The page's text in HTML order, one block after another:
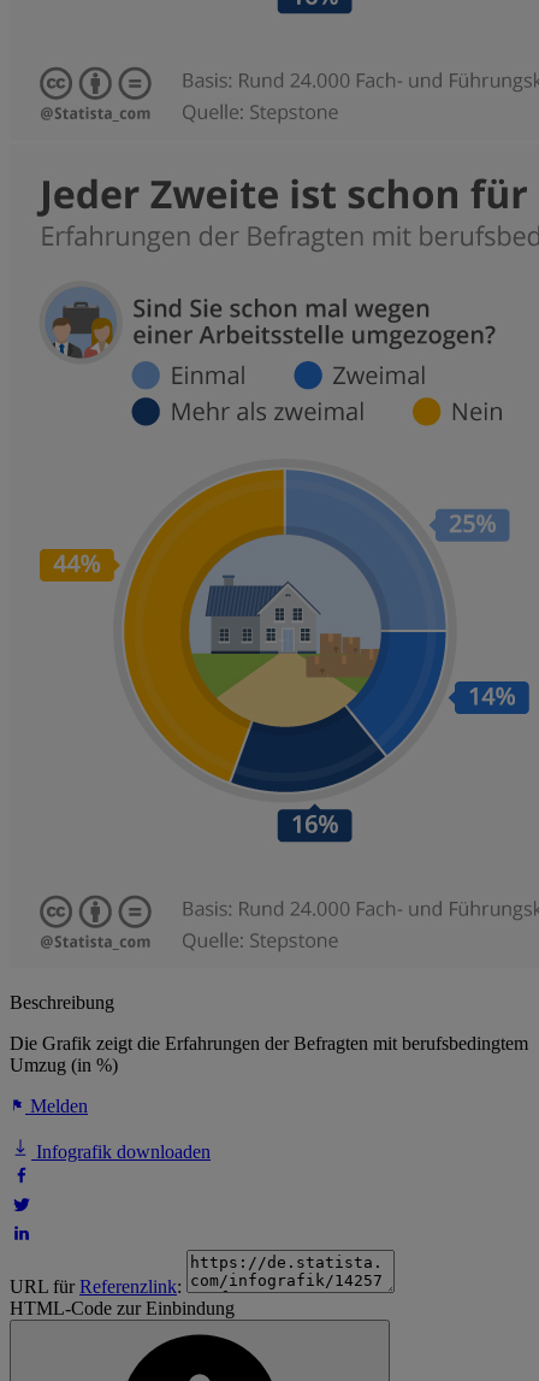
Beschreibung
Die Grafik zeigt die Erfahrungen der Befragten mit berufsbedingtem
Umzug (in %)
Melden
Infografik downloaden
URL fürReferenzlink:
HTML-Code zur Einbindung